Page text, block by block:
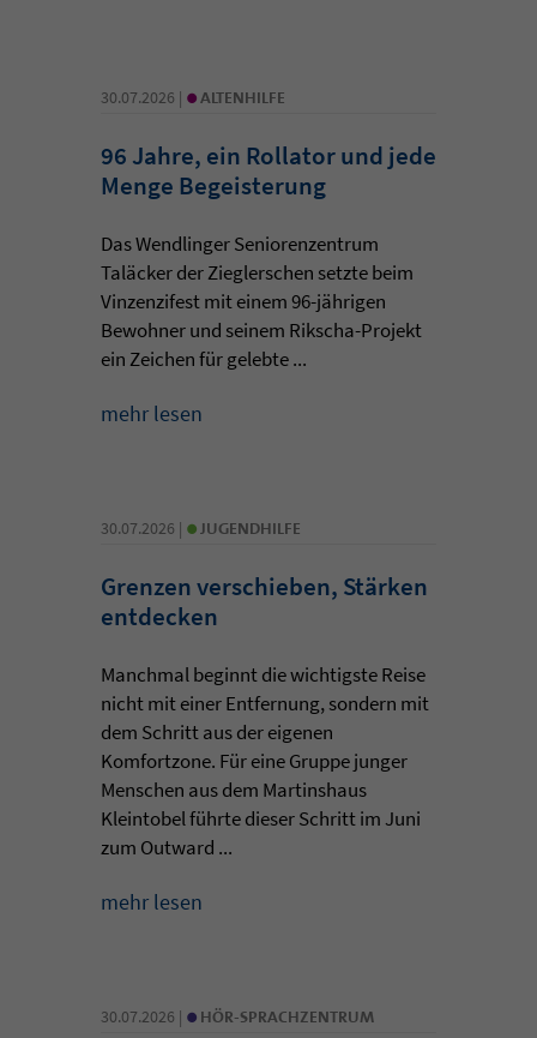
30.07.2026 | • ALTENHILFE
96 Jahre, ein Rollator und jede
Menge Begeisterung
Das Wendlinger Seniorenzentrum
Taläcker der Zieglerschen setzte beim
Vinzenzifest mit einem 96-jährigen
Bewohner und seinem Rikscha-Projekt
ein Zeichen für gelebte ...
mehr lesen
30.07.2026 | • JUGENDHILFE
Grenzen verschieben, Stärken
entdecken
Manchmal beginnt die wichtigste Reise
nicht mit einer Entfernung, sondern mit
dem Schritt aus der eigenen
Komfortzone. Für eine Gruppe junger
Menschen aus dem Martinshaus
Kleintobel führte dieser Schritt im Juni
zum Outward ...
mehr lesen
30.07.2026 | • HÖR-SPRACHZENTRUM